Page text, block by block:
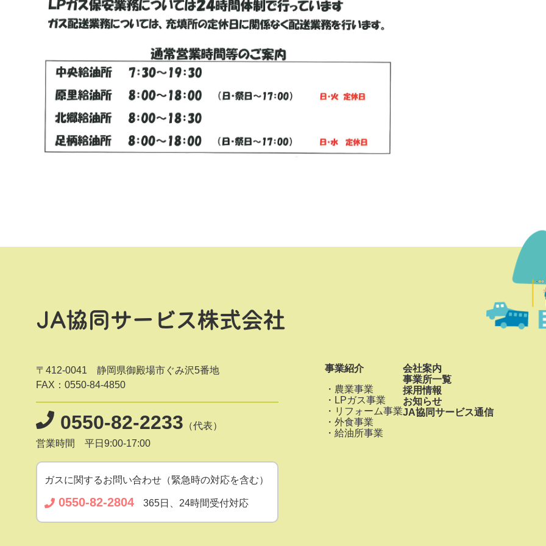
JA協同サービス株式会社
〒412-0041 静岡県御殿場市ぐみ沢5番地
FAX：0550-84-4850
0550-82-2233 （代表）
営業時間 平日9:00-17:00
ガスに関するお問い合わせ（緊急時の対応を含む）
0550-82-2804 365日、24時間受付対応
事業紹介
農業事業
LPガス事業
リフォーム事業
外食事業
給油所事業
会社案内
事業所一覧
採用情報
お知らせ
JA協同サービス通信